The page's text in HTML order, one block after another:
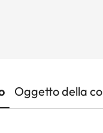
Oggetto della